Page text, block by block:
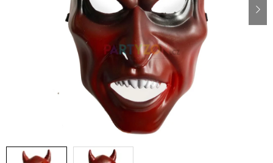
AKCE A SLEVY
Nejčastější otázky a odpovědi Kontakty
Doprava a poštovné
Vrácení a reklamace
Obchodní podmínky
Podmínky ochrany osobních údajů